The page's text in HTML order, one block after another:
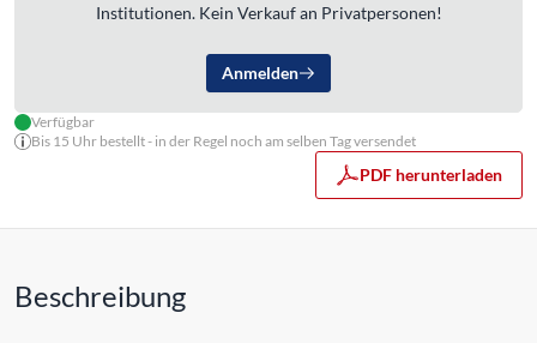
Institutionen. Kein Verkauf an Privatpersonen!
Anmelden
Verfügbar
Bis 15 Uhr bestellt - in der Regel noch am selben Tag versendet
PDF herunterladen
Beschreibung